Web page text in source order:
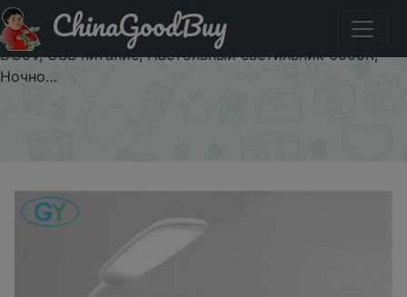
Акція на Светодиодный настольный светильник,
Складная Настольная лампа с регулируемой яркостью
DC5V, USB питание, Настольный светильник 6000K,
Ночно…
ChinaGoodBuy